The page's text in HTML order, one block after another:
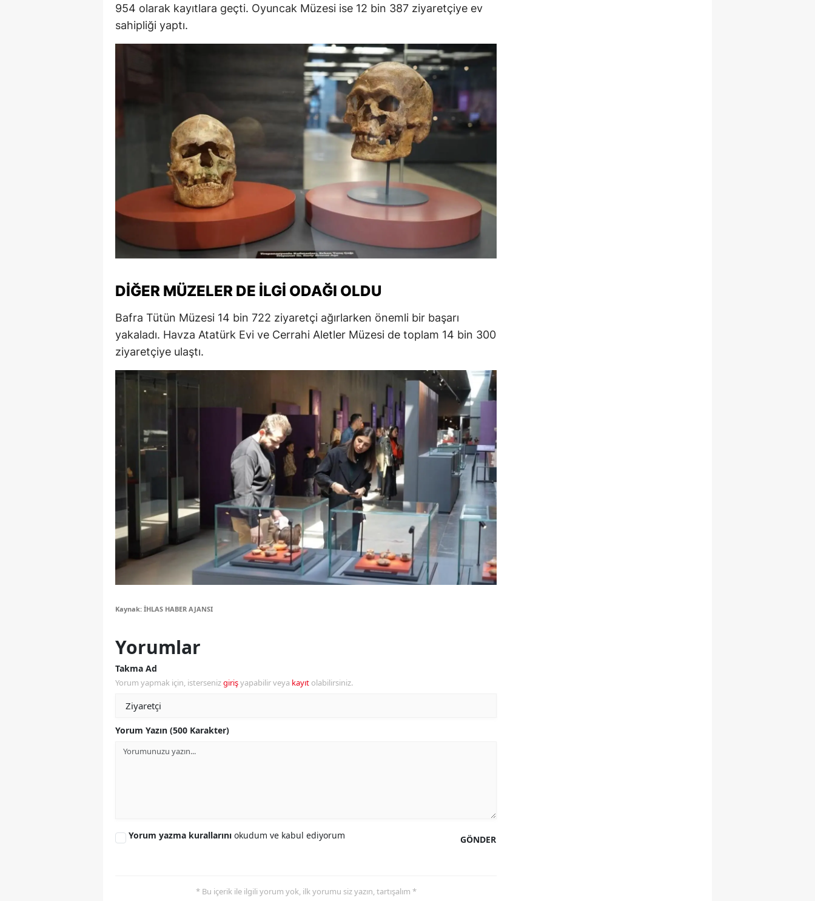
Niğde
Sakarya
Samsun
Sivas
Tekirdağ
Tokat
Trabzon
Tunceli
Uşak
Zonguldak
Aksaray
Bayburt
Karaman
Kırıkkale
Batman
Şırnak
Bartın
Karabük
954 olarak kayıtlara geçti. Oyuncak Müzesi ise 12 bin 387 ziyaretçiye ev
sahipliği yaptı.
DIĞER MÜZELER DE İLGI ODAĞI OLDU
Bafra Tütün Müzesi 14 bin 722 ziyaretçi ağırlarken önemli bir başarı
yakaladı. Havza Atatürk Evi ve Cerrahi Aletler Müzesi de toplam 14 bin 300
ziyaretçiye ulaştı.
Kaynak: İHLAS HABER AJANSI
Yorumlar
Takma Ad
Yorum yapmak için, istersenizgirişyapabilir veya kayıt olabilirsiniz.
Yorum Yazın (500 Karakter)
GÖNDER
Yorum yazma kurallarını okudum ve kabul ediyorum
* Bu içerik ile ilgili yorum yok, ilk yorumu siz yazın, tartışalım *